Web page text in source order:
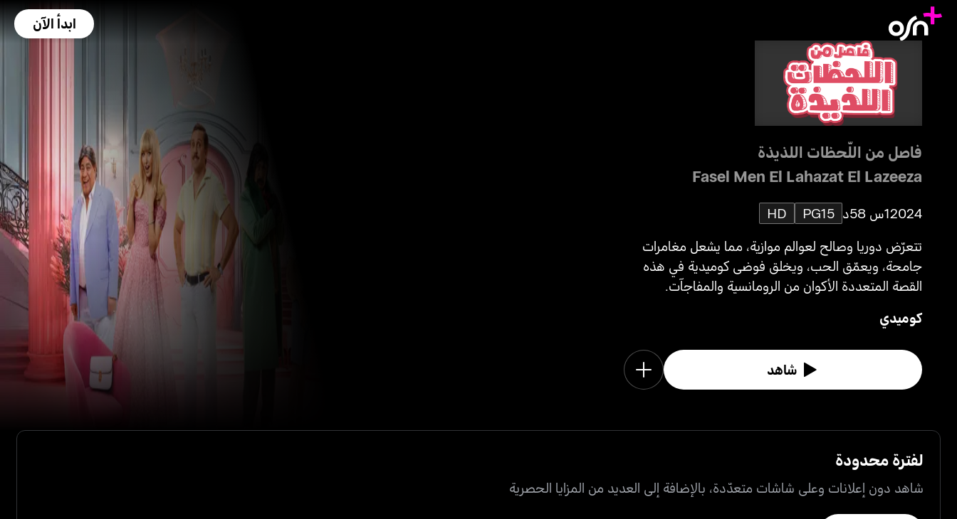
ابدأ الآن
فاصل من اللّحظات اللذيذة
Fasel Men El Lahazat El Lazeeza
20241س 58د PG15
HD
تتعرّض دوريا وصالح لعوالم موازية، مما يشعل مغامرات
جامحة، ويعمّق الحب، ويخلق فوضى كوميدية في هذه
القصة المتعددة الأكوان من الرومانسية والمفاجآت.
كوميدي
شاهد
لفترة محدودة
شاهد دون إعلانات وعلى شاشات متعدّدة، بالإضافة إلى العديد من المزايا الحصرية